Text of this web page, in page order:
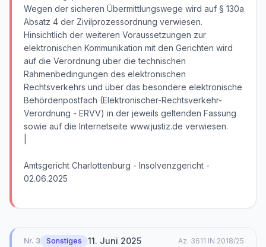
Wegen der sicheren Übermittlungswege wird auf § 130a
Absatz 4 der Zivilprozessordnung verwiesen.
Hinsichtlich der weiteren Voraussetzungen zur
elektronischen Kommunikation mit den Gerichten wird
auf die Verordnung über die technischen
Rahmenbedingungen des elektronischen
Rechtsverkehrs und über das besondere elektronische
Behördenpostfach (Elektronischer-Rechtsverkehr-
Verordnung - ERVV) in der jeweils geltenden Fassung
sowie auf die Internetseite www.justiz.de verwiesen.
Amtsgericht Charlottenburg - Insolvenzgericht -
02.06.2025
Nr. 3 Sonstiges 11. Juni 2025 Az. 3611 IN 2018/25